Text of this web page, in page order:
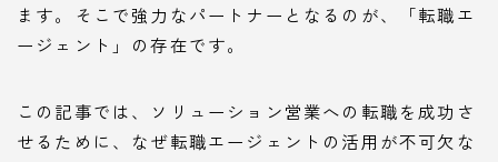
ます。そこで強力なパートナーとなるのが、「転職エ
ージェント」の存在です。
この記事では、ソリューション営業への転職を成功さ
せるために、なぜ転職エージェントの活用が不可欠な